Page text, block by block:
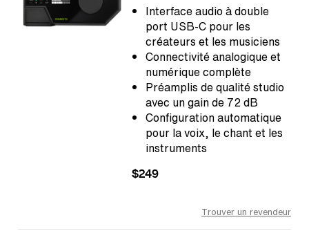
Interface audio à double
port USB-C pour les
créateurs et les musiciens
Connectivité analogique et
numérique complète
Préamplis de qualité studio
avec un gain de 72 dB
Configuration automatique
pour la voix, le chant et les
instruments
$249
Trouver un revendeur